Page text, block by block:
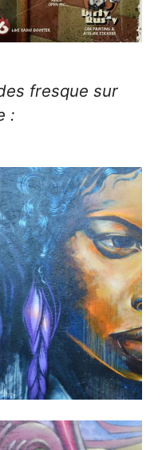
fresque sur
: